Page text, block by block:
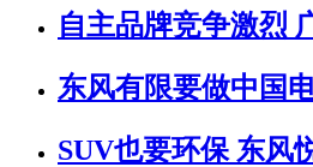
自主品牌竞争激烈
东风有限要做中国
SUV也要环保 东风